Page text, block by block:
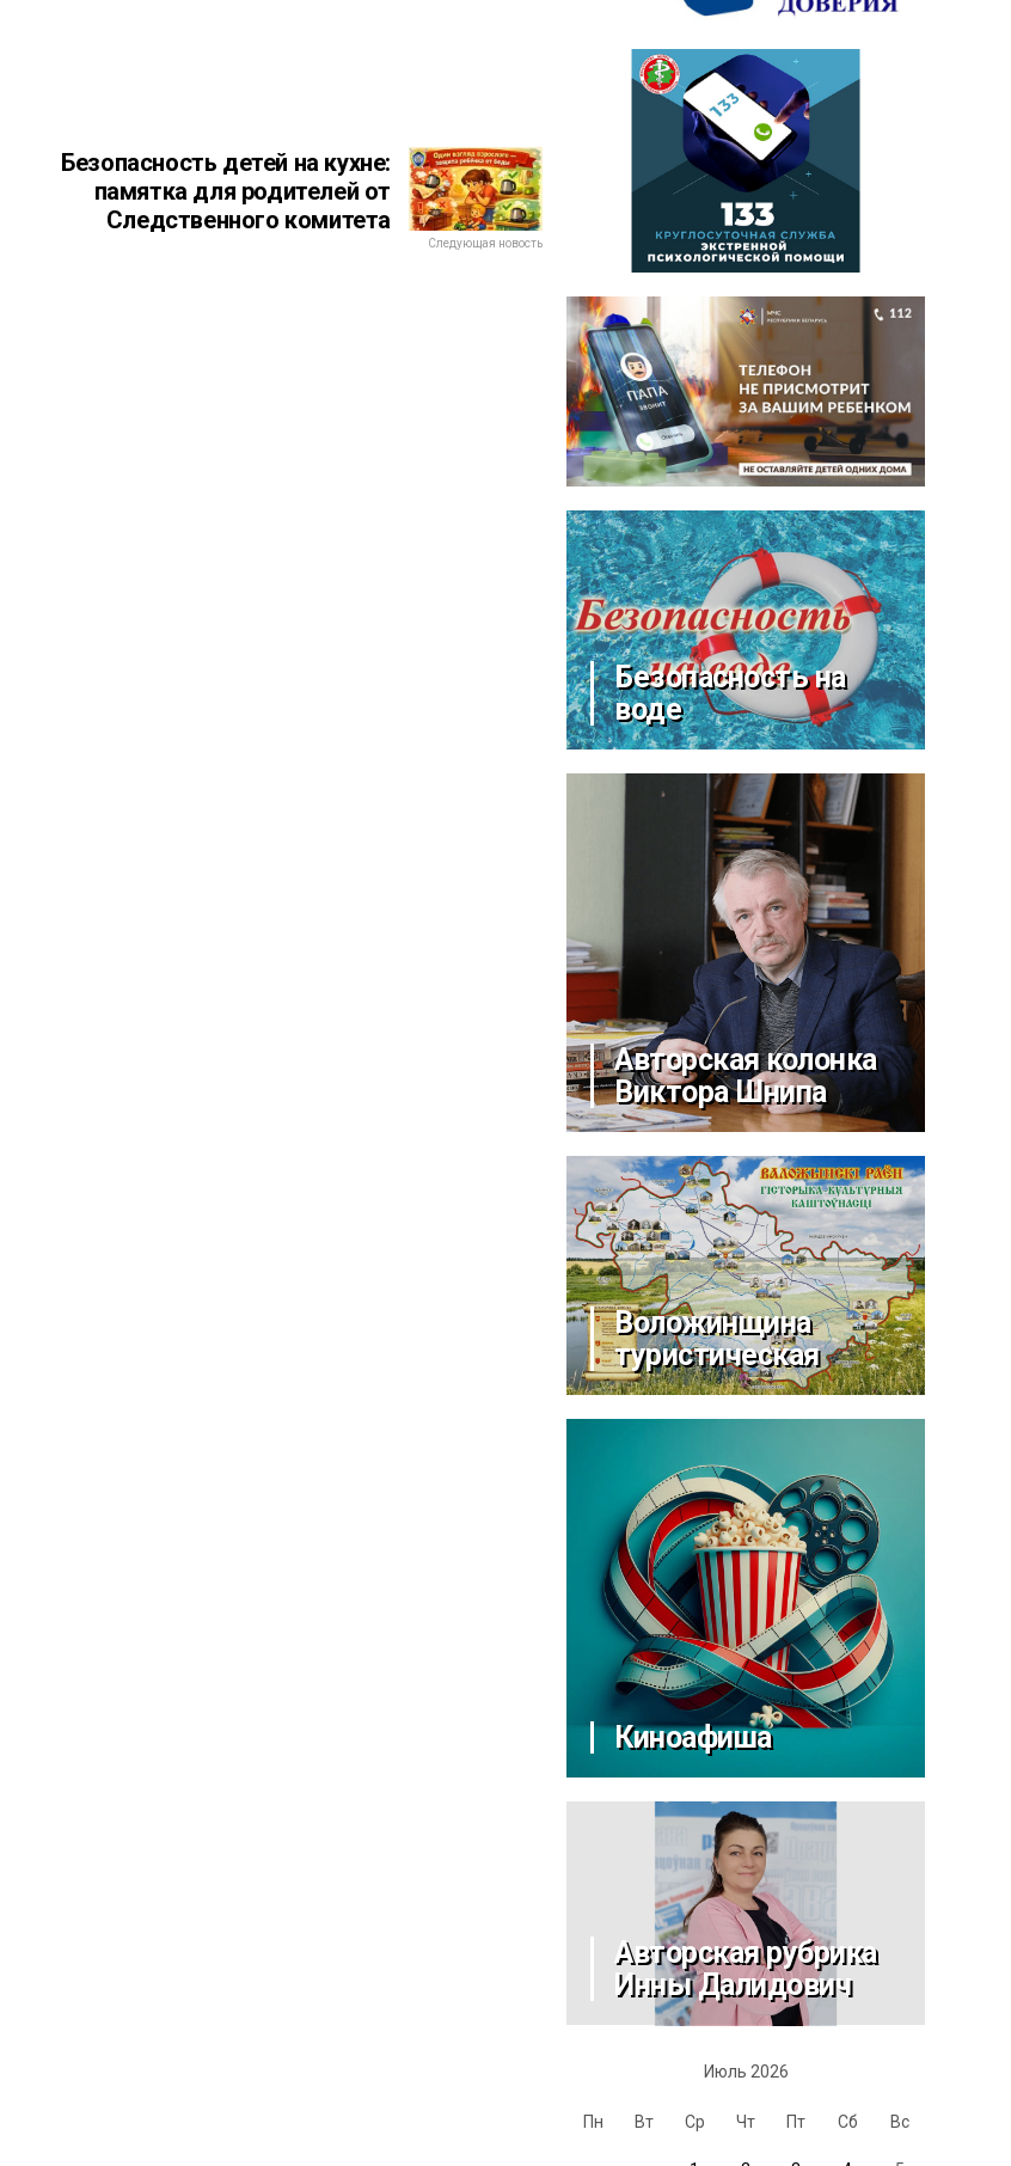
Безопасность детей на кухне:
памятка для родителей от
Следственного комитета
Следующая новость
Безопасность на
воде
Авторская колонка
Виктора Шнипа
Воложинщина
туристическая
Киноафиша
Авторская рубрика
Инны Далидович
Июль 2026
Пн Вт Ср Чт Пт Сб Вс